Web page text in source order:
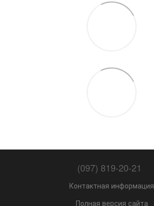
(097) 819-20-21
Контактная информация
Полная версия сайта